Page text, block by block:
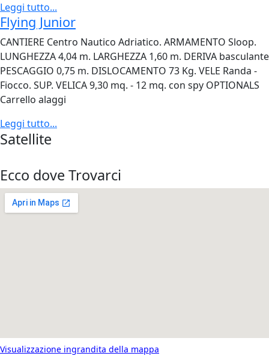
Leggi tutto...
Flying Junior
CANTIERE Centro Nautico Adriatico. ARMAMENTO Sloop.
LUNGHEZZA 4,04 m. LARGHEZZA 1,60 m. DERIVA basculante
PESCAGGIO 0,75 m. DISLOCAMENTO 73 Kg. VELE Randa -
Fiocco. SUP. VELICA 9,30 mq. - 12 mq. con spy OPTIONALS
Carrello alaggi
Leggi tutto...
Satellite
Ecco dove Trovarci
Visualizzazione ingrandita della mappa